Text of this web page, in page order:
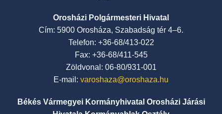
Orosházi Polgármesteri Hivatal
Cím: 5900 Orosháza, Szabadság tér 4–6.
Telefon: +36-68/413-022
Fax: +36-68/411-545
Zöldvonal: 06-80/931-001
E-mail: varoshaza@oroshaza.hu
Békés Vármegyei Kormányhivatal Orosházi Járási